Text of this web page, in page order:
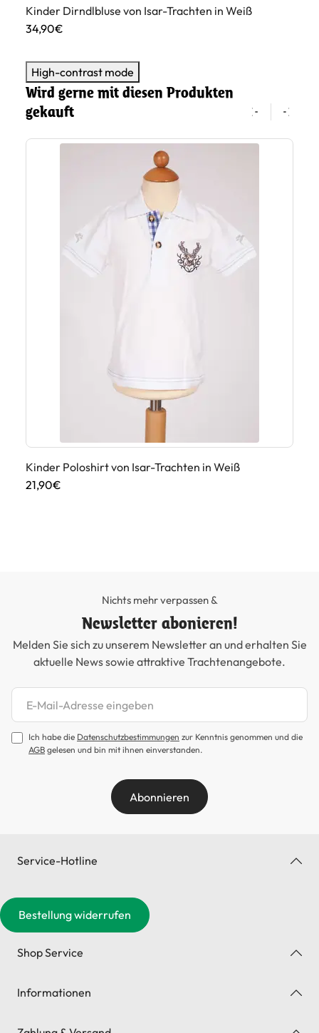
Kinder Dirndlbluse von Isar-Trachten in Weiß
34,90€
High-contrast mode
Wird gerne mit diesen Produkten
gekauft
Kinder Poloshirt von Isar-Trachten in Weiß
21,90€
Nichts mehr verpassen &
Newsletter abonieren!
Melden Sie sich zu unserem Newsletter an und erhalten Sie
aktuelle News sowie attraktive Trachtenangebote.
Newsletter abonnieren
Ich habe die Datenschutzbestimmungen zur Kenntnis genommen und die
AGB gelesen und bin mit ihnen einverstanden.
Abonnieren
Service-Hotline
Bestellung widerrufen
Shop Service
Informationen